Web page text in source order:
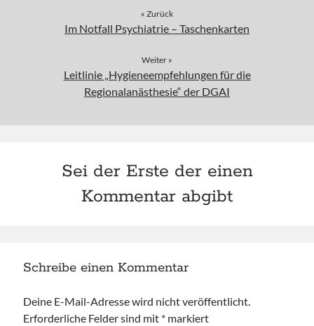
« Zurück
Im Notfall Psychiatrie – Taschenkarten
Weiter »
Leitlinie „Hygieneempfehlungen für die
Regionalanästhesie“ der DGAI
Sei der Erste der einen
Kommentar abgibt
Schreibe einen Kommentar
Deine E-Mail-Adresse wird nicht veröffentlicht.
Erforderliche Felder sind mit * markiert